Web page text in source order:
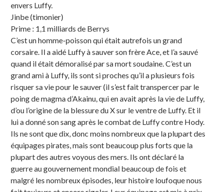
envers Luffy.
Jinbe (timonier)
Prime : 1,1 milliards de Berrys
C’est un homme-poisson qui était autrefois un grand
corsaire. Il a aidé Luffy à sauver son frère Ace, et l’a sauvé
quand il était démoralisé par sa mort soudaine. C’est un
grand ami à Luffy, ils sont si proches qu’il a plusieurs fois
risquer sa vie pour le sauver (il s’est fait transpercer par le
poing de magma d’Akainu, qui en avait après la vie de Luffy,
d’ou l’origine de la blessure du X sur le ventre de Luffy. Et il
lui a donné son sang après le combat de Luffy contre Hody.
Ils ne sont que dix, donc moins nombreux que la plupart des
équipages pirates, mais sont beaucoup plus forts que la
plupart des autres voyous des mers. Ils ont déclaré la
guerre au gouvernement mondial beaucoup de fois et
malgré les nombreux épisodes, leur histoire loufoque nous